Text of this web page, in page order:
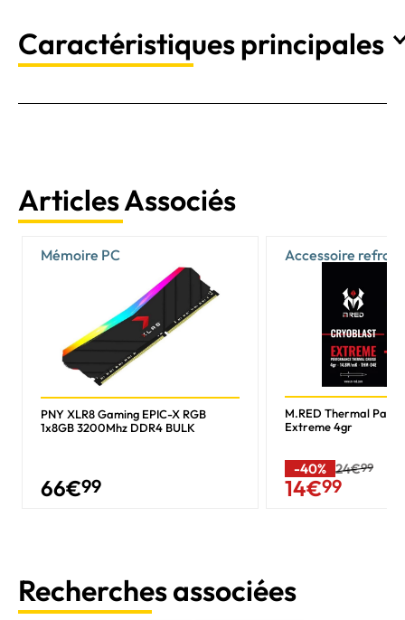
Caractéristiques principales
Articles Associés
Mémoire PC
PNY XLR8 Gaming EPIC-X RGB
1x8GB 3200Mhz DDR4 BULK
66€99
Accessoire
M.RED Thermal Paste
Extreme 4gr
-40% 24€99
14€99
Recherches associées